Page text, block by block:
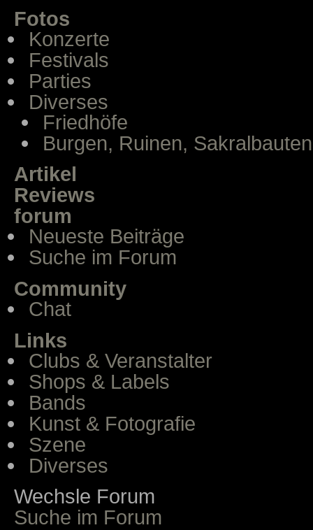
Fotos
Konzerte
Festivals
Parties
Diverses
Friedhöfe
Burgen, Ruinen, Sakralbauten
Artikel
Reviews
forum
Neueste Beiträge
Suche im Forum
Community
Chat
Links
Clubs & Veranstalter
Shops & Labels
Bands
Kunst & Fotografie
Szene
Diverses
Wechsle Forum
Suche im Forum